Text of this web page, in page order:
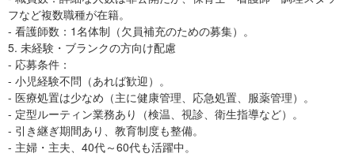
フなど複数職種が在籍。
- 看護師数：1名体制（欠員補充のための募集）。
5. 未経験・ブランクの方向け配慮
- 応募条件：
- 小児経験不問（あれば歓迎）。
- 医療処置は少なめ（主に健康管理、応急処置、服薬管理）。
- 定型ルーティン業務あり（検温、視診、衛生指導など）。
- 引き継ぎ期間あり、教育制度も整備。
- 主婦・主夫、40代～60代も活躍中。